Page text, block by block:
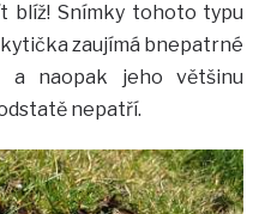
blíž! Snímky tohoto typu
zaujímá bnepatrné
a naopak jeho většinu
nepatří.